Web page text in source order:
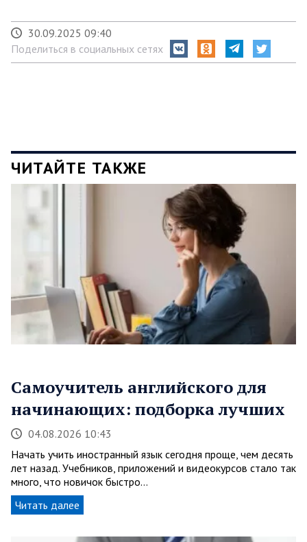
30.09.2025 09:40
Поделиться в социальных сетях
ЧИТАЙТЕ ТАКЖЕ
Самоучитель английского для
начинающих: подборка лучших
04.08.2026 10:43
Начать учить иностранный язык сегодня проще, чем десять
лет назад. Учебников, приложений и видеокурсов стало так
много, что новичок быстро…
Читать далее